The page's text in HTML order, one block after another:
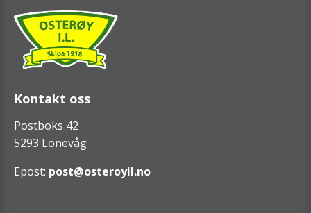
Kontakt oss
Postboks 42
5293 Lonevåg
Epost: post@osteroyil.no